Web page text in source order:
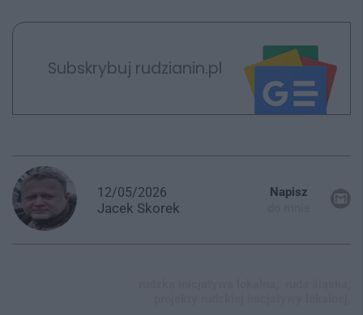
Subskrybuj rudzianin.pl
12/05/2026
Jacek Skorek
Napisz